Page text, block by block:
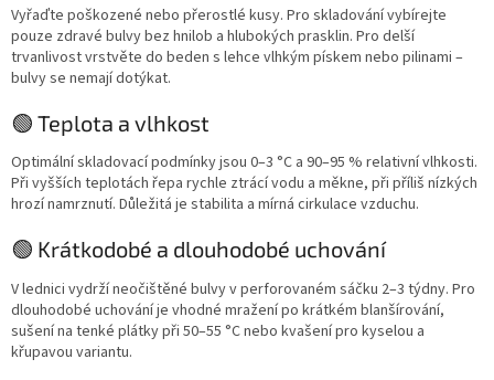
Vyřaďte poškozené nebo přerostlé kusy. Pro skladování vybírejte
pouze zdravé bulvy bez hnilob a hlubokých prasklin. Pro delší
trvanlivost vrstvěte do beden s lehce vlhkým pískem nebo pilinami –
bulvy se nemají dotýkat.
🟢 Teplota a vlhkost
Optimální skladovací podmínky jsou 0–3 °C a 90–95 % relativní vlhkosti.
Při vyšších teplotách řepa rychle ztrácí vodu a měkne, při příliš nízkých
hrozí namrznutí. Důležitá je stabilita a mírná cirkulace vzduchu.
🟢 Krátkodobé a dlouhodobé uchování
V lednici vydrží neočištěné bulvy v perforovaném sáčku 2–3 týdny. Pro
dlouhodobé uchování je vhodné mražení po krátkém blanšírování,
sušení na tenké plátky při 50–55 °C nebo kvašení pro kyselou a
křupavou variantu.